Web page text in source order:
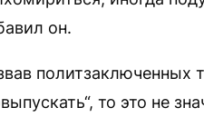
он.
политзаключенных
то это не